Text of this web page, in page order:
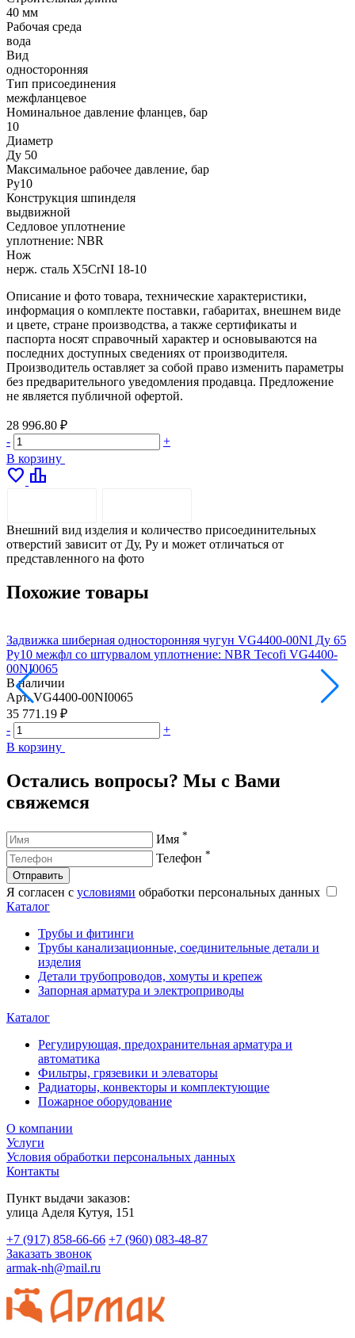
40 мм
Рабочая среда
вода
Вид
односторонняя
Тип присоединения
межфланцевое
Номинальное давление фланцев, бар
10
Диаметр
Ду 50
Максимальное рабочее давление, бар
Ру10
Конструкция шпинделя
выдвижной
Седловое уплотнение
уплотнение: NBR
Нож
нерж. сталь X5CrNI 18-10
Описание и фото товара, технические характеристики,
информация о комплекте поставки, габаритах, внешнем виде
и цвете, стране производства, а также сертификаты и
паспорта носят справочный характер и основываются на
последних доступных сведениях от производителя.
Производитель оставляет за собой право изменить параметры
без предварительного уведомления продавца. Предложение
не является публичной офертой.
28 996.80 ₽
-
+
В корзину
favorite leaderboard
Внешний вид изделия и количество присоединительных
отверстий зависит от Ду, Pу и может отличаться от
представленного на фото
Похожие товары
Задвижка шиберная односторонняя чугун VG4400-00NI Ду 65
Ру10 межфл со штурвалом уплотнение: NBR Tecofi VG4400-
00NI0065
В наличии
Арт. VG4400-00NI0065
35 771.19 ₽
-
+
В корзину
Остались вопросы? Мы с Вами
свяжемся
Имя *
Телефон *
Отправить
Я согласен с условиями обработки персональных данных
Каталог
Трубы и фитинги
Трубы канализационные, соединительные детали и
изделия
Детали трубопроводов, хомуты и крепеж
Запорная арматура и электроприводы
Каталог
Регулирующая, предохранительная арматура и
автоматика
Фильтры, грязевики и элеваторы
Радиаторы, конвекторы и комплектующие
Пожарное оборудование
О компании
Услуги
Условия обработки персональных данных
Контакты
Пункт выдачи заказов:
​улица Аделя Кутуя, 151
+7 (917) 858-66-66 +7 (960) 083-48-87
Заказать звонок
armak-nh@mail.ru